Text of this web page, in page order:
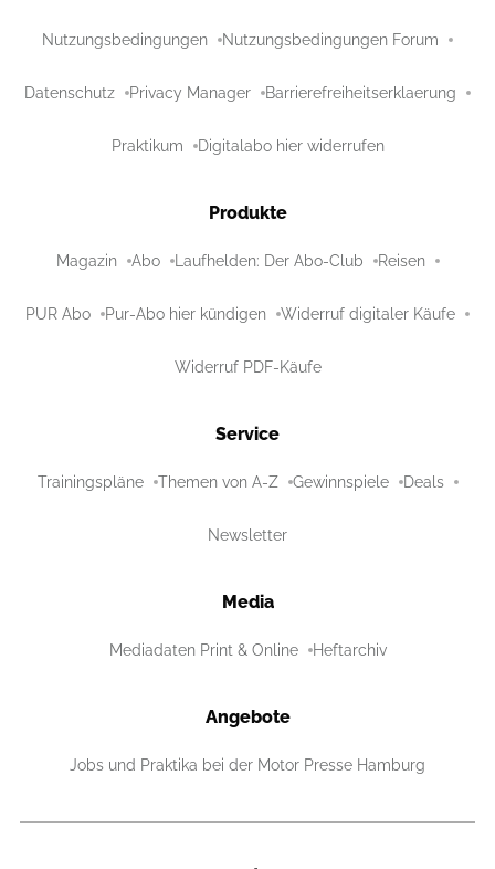
Nutzungsbedingungen Nutzungsbedingungen Forum
Datenschutz Privacy Manager Barrierefreiheitserklaerung
Praktikum Digitalabo hier widerrufen
Produkte
Magazin Abo Laufhelden: Der Abo-Club Reisen
PUR Abo Pur-Abo hier kündigen Widerruf digitaler Käufe
Widerruf PDF-Käufe
Service
Trainingspläne Themen von A-Z Gewinnspiele Deals
Newsletter
Media
Mediadaten Print & Online Heftarchiv
Angebote
Jobs und Praktika bei der Motor Presse Hamburg